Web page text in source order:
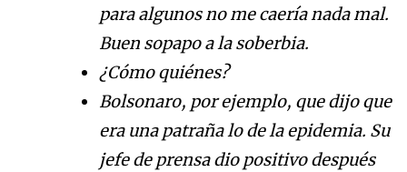
para algunos no me caería nada mal.
Buen sopapo a la soberbia.
¿Cómo quiénes?
Bolsonaro, por ejemplo, que dijo que
era una patraña lo de la epidemia. Su
jefe de prensa dio positivo después